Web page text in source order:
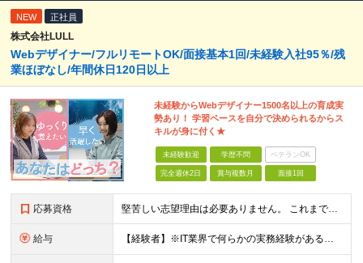
NEW 正社員
株式会社LULL
Webデザイナー/フルリモートOK/面接基本1回/未経験入社95％/残
業ほぼなし/年間休日120日以上
未経験からWebデザイナー1500名以上の育成実
勢あり！ 学習ペースを自分で決められるからス
キルが身に付く★
未経験歓迎 学歴不問 ベテランOK
完全週休2日 賞与複数月 面接1回
応募資格 堅苦しい志望理由は必要ありません。 これまでの経験や経歴よりも、私たちは“これから”を重視します。 ★学歴・経歴不問 ★完全未経験OK ★社会人デビュー歓迎 ★第二新卒OK ＼当てはまる方はぜひご
給与 【経験者】※IT業界で何らかの実務経験がある方 月給35万円～＋業績賞与＋交通費＋各種手当 ※固定残業代（30時間分／6万6,610円～）を含む。超過分は追加支給。 能力やスキルを考慮し、初任給を決定